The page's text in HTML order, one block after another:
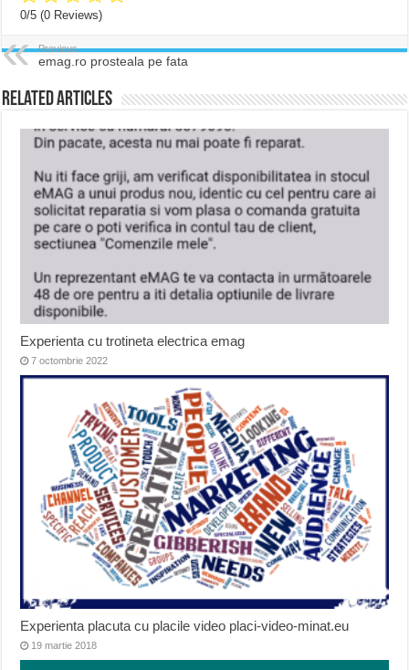
0/5(0 Reviews)
Previous
emag.ro prosteala pe fata
Related Articles
Experienta cu trotineta electrica emag
7 octombrie 2022
Experienta placuta cu placile video placi-video-minat.eu
19 martie 2018